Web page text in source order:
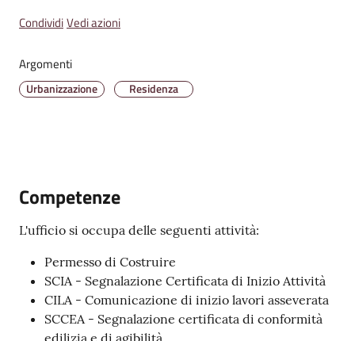
gli
argomenti...
Seguici
CondividiVedi azioni
Argomenti
Urbanizzazione Residenza
Competenze
L'ufficio si occupa delle seguenti attività:
Permesso di Costruire
SCIA - Segnalazione Certificata di Inizio Attività
CILA - Comunicazione di inizio lavori asseverata
SCCEA - Segnalazione certificata di conformità
edilizia e di agibilità